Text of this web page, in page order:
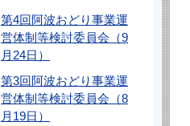
第4回阿波おどり事業運
営体制等検討委員会（9
月24日）
第3回阿波おどり事業運
営体制等検討委員会（8
月19日）